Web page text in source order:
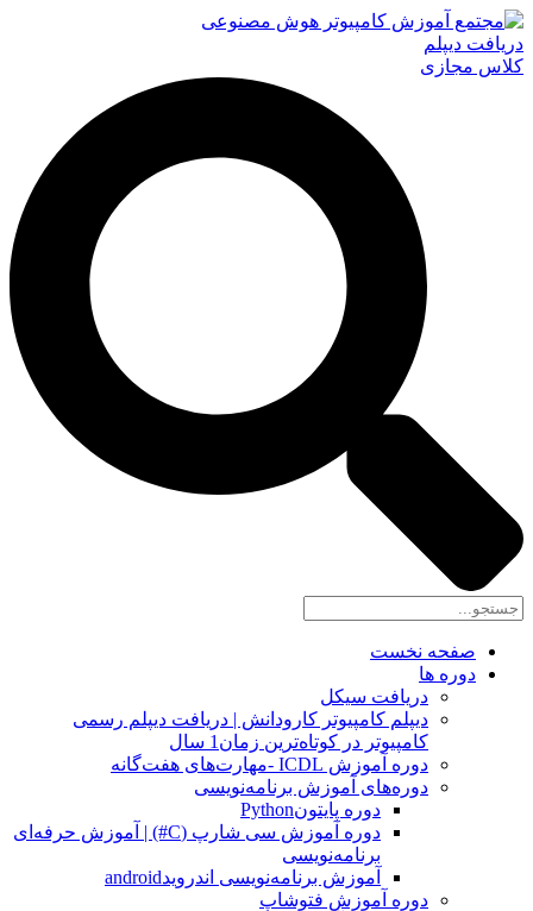
دریافت دیپلم
کلاس مجازی
صفحه نخست
دوره ها
دریافت سیکل
دیپلم کامپیوتر کارودانش | دریافت دیپلم رسمی
کامپیوتر در کوتاه‌ترین زمان1 سال
دوره آموزش ICDL -مهارت‌های هفت‌گانه
دوره‌های آموزش برنامه‌نویسی
دوره پایتونPython
دوره آموزش سی شارپ (C#) | آموزش حرفه‌ای
برنامه‌نویسی
آموزش برنامه‌نویسی اندرویدandroid
دوره آموزش فتوشاپ